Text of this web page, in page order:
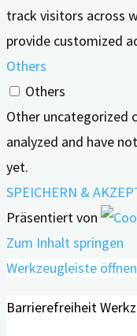
track visitors across
provide customized
Others
Others
Other uncategorized
analyzed and have
yet.
SPEICHERN &
Präsentiert von
Zum Inhalt springen
Werkzeugleiste öffnen
Barrierefreiheit